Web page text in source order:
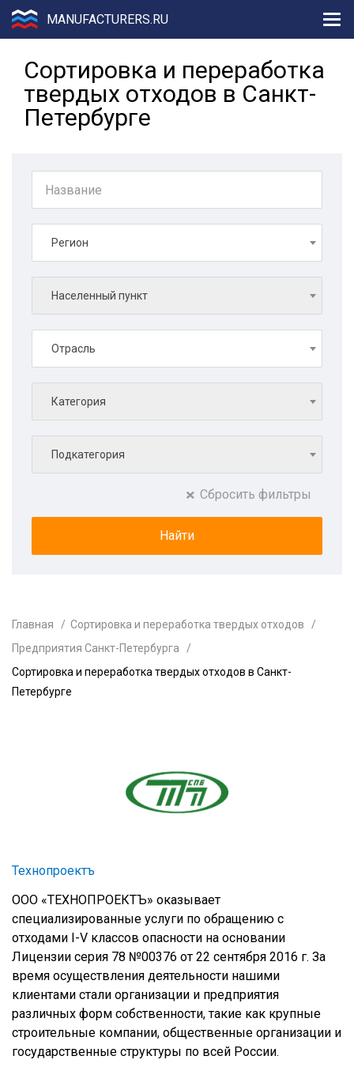
MANUFACTURERS.RU
Сортировка и переработка
твердых отходов в Санкт-
Петербурге
Регион
Населенный пункт
Отрасль
Категория
Подкатегория
Сбросить фильтры
Главная
Сортировка и переработка твердых отходов
Предприятия Санкт-Петербурга
Сортировка и переработка твердых отходов в Санкт-
Петербурге
Технопроектъ
ООО «ТЕХНОПРОЕКТЪ» оказывает
специализированные услуги по обращению с
отходами I-V классов опасности на основании
Лицензии серия 78 №00376 от 22 сентября 2016 г. За
время осуществления деятельности нашими
клиентами стали организации и предприятия
различных форм собственности, такие как крупные
строительные компании, общественные организации и
государственные структуры по всей России.